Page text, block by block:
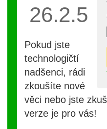
26.2.5
Pokud jste
technologičtí
nadšenci, rádi
zkoušíte nové
věci nebo jste
verze je pro vás!